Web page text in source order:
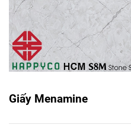
Giấy Menamine